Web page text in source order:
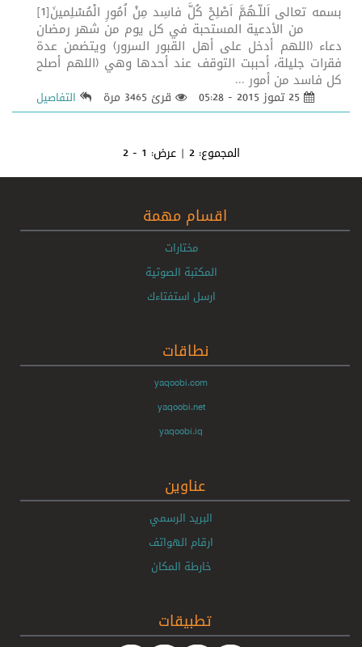
بسمه تعالى اَللّـهُمَّ اَصْلِحْ كُلَّ فاسِد مِنْ اُمُورِ الْمُسْلِمينَ[1]
من الأدعية المستحبة في كل يوم من شهر رمضان
دعاء (اللهم أدخل على أهل القبور السرور) ويتضمن عدة
فقرات جليلة، أحببت التوقف عند أحدها وهي (اللهم أصلح
كل فاسد من أمور ...
قرئ 3465 مرة التفاصيل
المجموع:2 | عرض: 1 - 2
اقسام مهمة
مختارات
المكتبة الصوتية
ارسل استفتاءك
نطاقات
yaqoobi.com
yaqoobi.net
yaqoobi.iq
عناوين
البريد الرسمي
ارقام الهواتف
خارطة المكان
تطبيقات